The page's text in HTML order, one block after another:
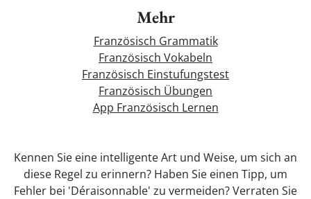
Mehr
Französisch Grammatik
Französisch Vokabeln
Französisch Einstufungstest
Französisch Übungen
App Französisch Lernen
Kennen Sie eine intelligente Art und Weise, um sich an
diese Regel zu erinnern? Haben Sie einen Tipp, um
Fehler bei 'Déraisonnable' zu vermeiden? Verraten Sie